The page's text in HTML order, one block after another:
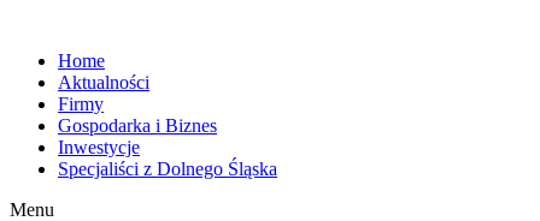
Home
Aktualności
Firmy
Gospodarka i Biznes
Inwestycje
Specjaliści z Dolnego Śląska
Menu